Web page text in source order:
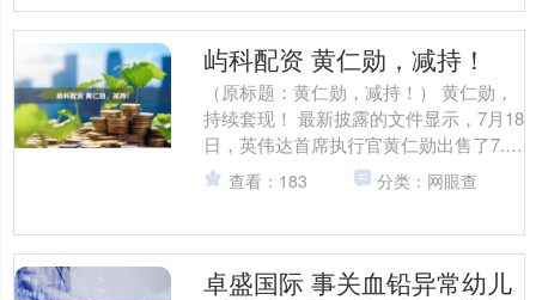
屿科配资 黄仁勋，减持！
（原标题：黄仁勋，减持！） 黄仁勋，
持续套现！ 最新披露的文件显示，7月18
日，英伟达首席执行官黄仁勋出售了7.5
万股英伟达股票，价值约1294万美元。
此前4个....
查看：183 分类：网眼查
卓盛国际 事关血铅异常幼儿